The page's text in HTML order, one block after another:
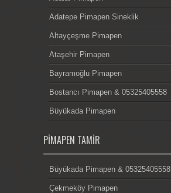
Adatepe Pimapen Sineklik
Altayçeşme Pimapen
Ataşehir Pimapen
Bayramoğlu Pimapen
Bostancı Pimapen & 05325405558
Büyükada Pimapen
PIMAPEN TAMIR
Büyükada Pimapen & 05325405558
Çekmeköy Pimapen